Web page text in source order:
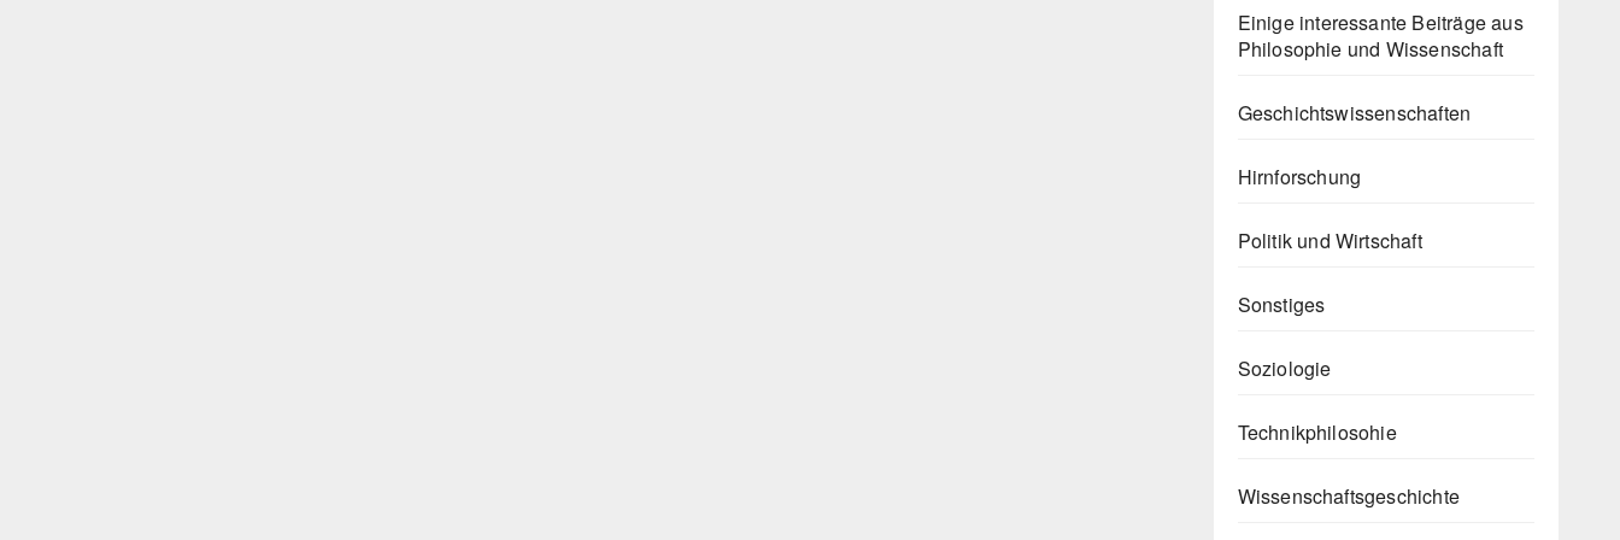
Einige interessante Beiträge aus
Philosophie und Wissenschaft
Geschichtswissenschaften
Hirnforschung
Politik und Wirtschaft
Sonstiges
Soziologie
Technikphilosohie
Wissenschaftsgeschichte